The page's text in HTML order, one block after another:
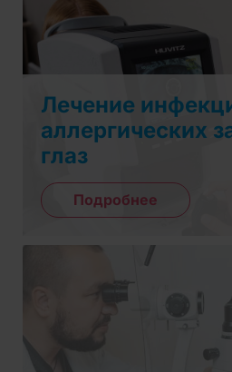
Лечение
аллергических
глаз
Подробнее